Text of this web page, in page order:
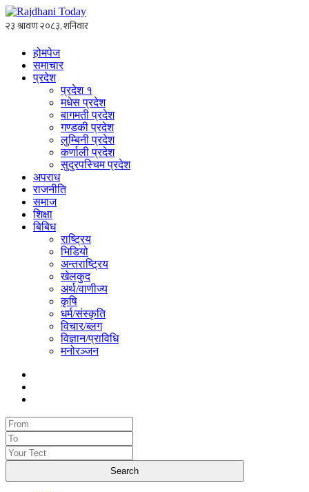
होमपेज
समाचार
प्रदेश
प्रदेश १
मधेस प्रदेश
बागमती प्रदेश
गण्डकी प्रदेश
लुम्बिनी प्रदेश
कर्णाली प्रदेश
सुदुरपस्चिम प्रदेश
अपराध
राजनीति
समाज
शिक्षा
बिबिध
राष्ट्रिय
भिडियो
अन्तराष्ट्रिय
खेलकुद
अर्थ/वाणीज्य
कृषि
धर्म/संस्कृति
विचार/ब्लग
विज्ञान/प्राविधि
मनोरञ्जन